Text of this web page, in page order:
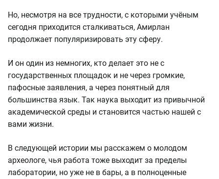
Но, несмотря на все трудности, с которыми учёным
сегодня приходится сталкиваться, Амирлан
продолжает популяризировать эту сферу.
И он один из немногих, кто делает это не с
государственных площадок и не через громкие,
пафосные заявления, а через понятный для
большинства язык. Так наука выходит из привычной
академической среды и становится частью нашей с
вами жизни.
В следующей истории мы расскажем о молодом
археологе, чья работа тоже выходит за пределы
лаборатории, но уже не в бары, а в полноценные